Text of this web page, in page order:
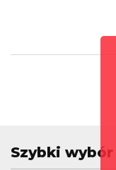
Szybki